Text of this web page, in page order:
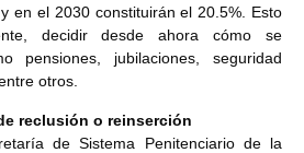
en el 2030 constituirán el 20.5%. Esto
decidir desde ahora cómo se
pensiones, jubilaciones, seguridad
otros.
reclusión o reinserción
de Sistema Penitenciario de la